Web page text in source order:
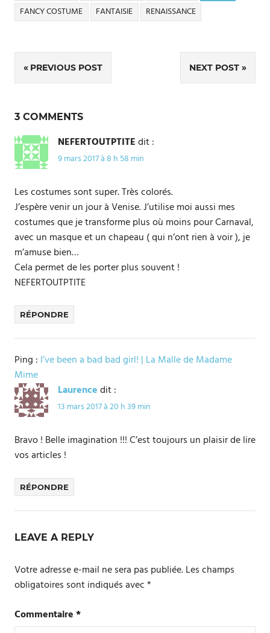
FANCY COSTUME
FANTAISIE RENAISSANCE
Navigation
de
l’article
PREVIOUS POST NEXT POST
3 COMMENTS
NEFERTOUTPTITEdit :
9 mars 2017 à 8 h 58 min
Les costumes sont super. Très colorés.
J’espère venir un jour à Venise. J’utilise moi aussi mes
costumes que je transforme plus où moins pour Carnaval,
avec un masque et un chapeau ( qui n’ont rien à voir ), je
m’amuse bien…
Cela permet de les porter plus souvent !
NEFERTOUTPTITE
RÉPONDRE
Ping : I’ve been a bad bad girl! | La Malle de Madame
Mime
Laurencedit :
13 mars 2017 à 20 h 39 min
Bravo ! Belle imagination !!! C’est toujours un plaisir de lire
vos articles !
RÉPONDRE
LEAVE A REPLY
Votre adresse e-mail ne sera pas publiée.Les champs
obligatoires sont indiqués avec*
Commentaire*